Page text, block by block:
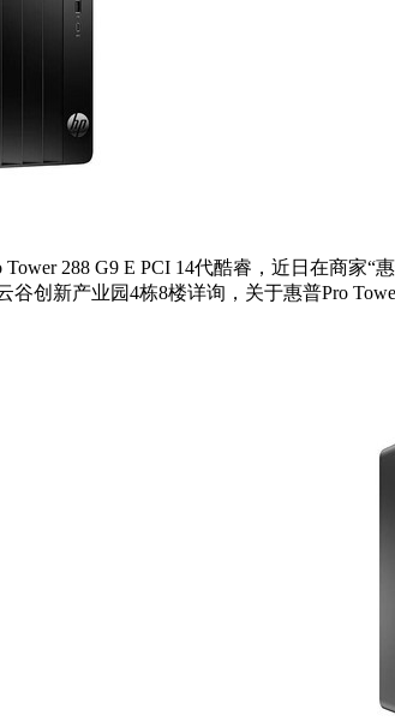
Tower 288 G9 E PCI 14代酷睿，近日在商
创新产业园4栋8楼详询，关于惠普Pro